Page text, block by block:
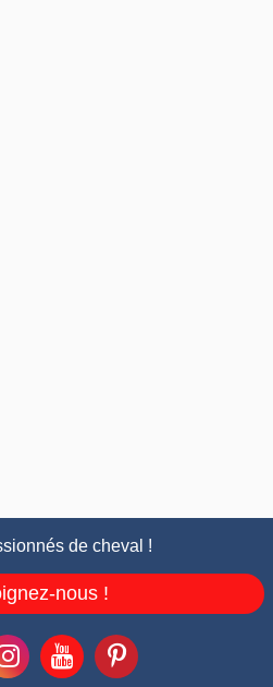
de cheval !
nous !